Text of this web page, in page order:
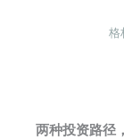
格
两种投资路径